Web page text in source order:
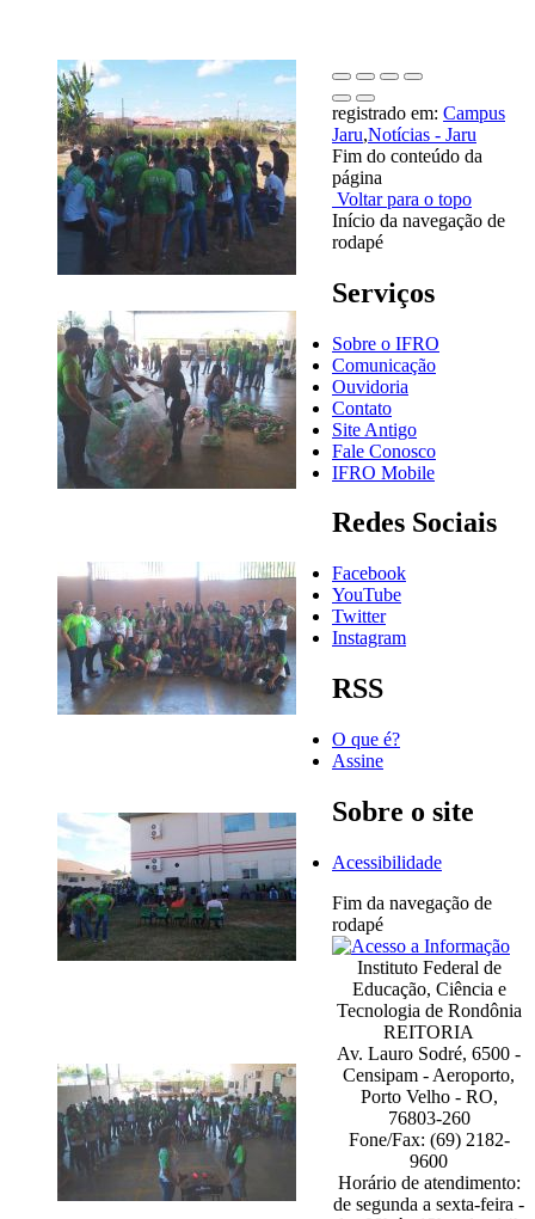
registrado em: Campus
Jaru,Notícias - Jaru
Fim do conteúdo da
página
Voltar para o topo
Início da navegação de
rodapé
Serviços
Sobre o IFRO
Comunicação
Ouvidoria
Contato
Site Antigo
Fale Conosco
IFRO Mobile
Redes Sociais
Facebook
YouTube
Twitter
Instagram
RSS
O que é?
Assine
Sobre o site
Acessibilidade
Fim da navegação de
rodapé
Instituto Federal de
Educação, Ciência e
Tecnologia de Rondônia
REITORIA
Av. Lauro Sodré, 6500 -
Censipam - Aeroporto,
Porto Velho - RO,
76803-260
Fone/Fax: (69) 2182-
9600
Horário de atendimento:
de segunda a sexta-feira -